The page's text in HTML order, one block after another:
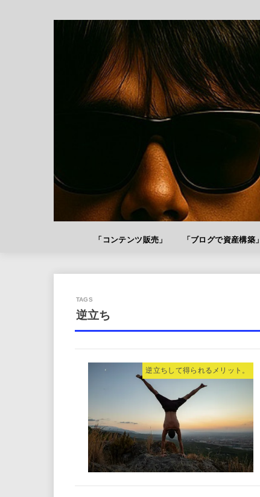
「コンテンツ販売」 「ブログで資産構築」
逆立ち
逆立ちして得られるメリット。